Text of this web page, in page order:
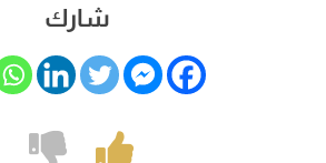
شارك